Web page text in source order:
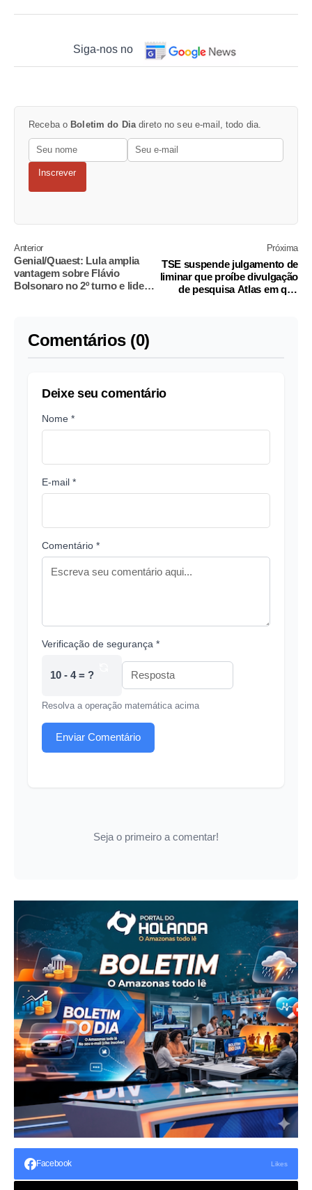
Siga-nos no
Receba o Boletim do Diadireto no seu e-mail, todo dia.
Inscrever
Anterior
Genial/Quaest: Lula amplia
vantagem sobre Flávio
Bolsonaro no 2º turno e lidera
Próxima
TSE suspende julgamento de
liminar que proíbe divulgação
de pesquisa Atlas em que
Comentários (0)
Deixe seu comentário
Nome *
E-mail *
Comentário *
Verificação de segurança *
10 - 4 = ?
Resolva a operação matemática acima
Enviar Comentário
Seja o primeiro a comentar!
Facebook Likes